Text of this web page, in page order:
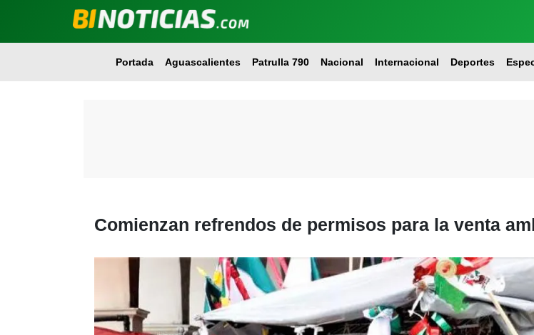
Portada Aguascalientes Patrulla 790 Nacional Internacional Deportes
Comienzan refrendos de permisos para la venta